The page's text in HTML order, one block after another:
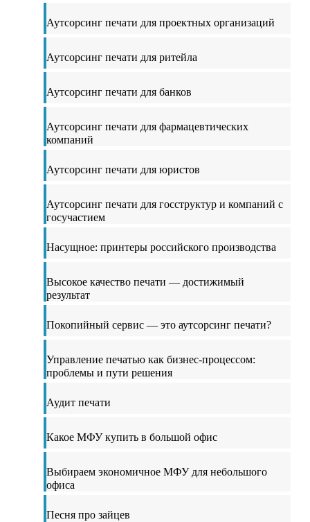
Аутсорсинг печати для проектных организаций
Аутсорсинг печати для ритейла
Аутсорсинг печати для банков
Аутсорсинг печати для фармацевтических
компаний
Аутсорсинг печати для юристов
Аутсорсинг печати для госструктур и компаний с
госучастием
Насущное: принтеры российского производства
Высокое качество печати — достижимый
результат
Покопийный сервис — это аутсорсинг печати?
Управление печатью как бизнес-процессом:
проблемы и пути решения
Аудит печати
Какое МФУ купить в большой офис
Выбираем экономичное МФУ для небольшого
офиса
Песня про зайцев